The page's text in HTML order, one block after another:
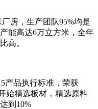
厂房，生产团队95%均是
能高达6万立方米，全年
高。
产品执行标准，荣获
始精选板材，精选原料
到10%